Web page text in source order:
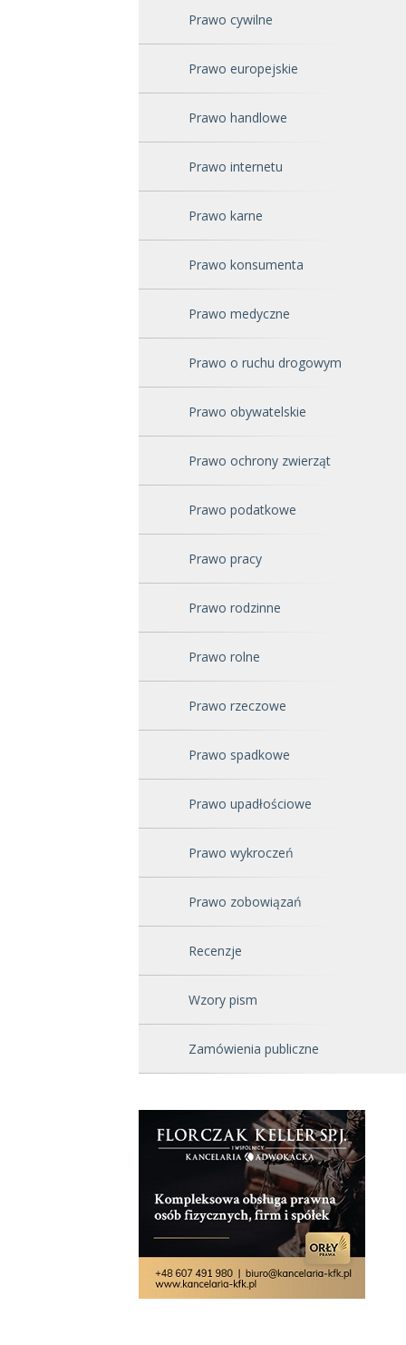
Prawo cywilne
Prawo europejskie
Prawo handlowe
Prawo internetu
Prawo karne
Prawo konsumenta
Prawo medyczne
Prawo o ruchu drogowym
Prawo obywatelskie
Prawo ochrony zwierząt
Prawo podatkowe
Prawo pracy
Prawo rodzinne
Prawo rolne
Prawo rzeczowe
Prawo spadkowe
Prawo upadłościowe
Prawo wykroczeń
Prawo zobowiązań
Recenzje
Wzory pism
Zamówienia publiczne